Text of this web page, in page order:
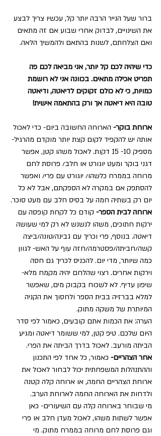
ברור שעל הנייר הרבה יותר קל, עכשיו צריך לבצע
את השינויים, לבדוק אחרי שבוע אם זה מתאים
ואם הצלחתם, לשנות בהתאם ולהמשיך הלאה.
כדי שיהיה לכם קל יותר, אני מביאה לכם פה
תפריט אכילה מתאים. בכוונה אני לא רושמת
כמויות, כי לא כולם זקוקים לדיאטה, ודיאטה
טובה היא דיאטה אך ורק בהתאמה אישית!
ארוחת בוקר- הארוחה החשובה ביום- כדי לאכול
אותה יש להקפיד לקום קצת יותר מוקדם מהרגיל-
מספיק 10- 15 דקות. לאכול משהו קטן, אפשר
דגני בוקר ומעט יוגורט או חלב/ פרוסת לחם
מרוחה בממרח כלשהו/ יוגורט עם פרי/ ואפשר
להסתפק אם במקרה לא הספקתם, אבל לא כל
יום רק בשתיה חמה על בסיס חלב עם מעט סוכר.
ארוחה לבית הספר- קודם כל לקחת קופסה עם
ירקות חתוכים, משהו לנשנש לא רק למי שעושה
דיאטה. בנוסף, פרי וכריך עם גבינה/טונה/ביצה
קשה/חביתה/פסטרמה/חזה עוף על האש- לגוון
כמה שיותר, מדי יום. להכניס לכריך גם חסה
וירקות אחרים. רצוי שהלחם יהיה מקמח מלא-
שיפון עדיף. לא לשכוח בקבוק מים, שאפשר
למלא בברזיה בבית הספר ולחסוך את הקניה
המיותרת של משקה מתוק.
הערה: את הכמות אתם קובעים, כאמור לפי סדר
היום שלכם. טיפ קטן, למי ששומר דיאטה ומגיע
הביתה מורעב. לאכול בדרך הביתה את הפרי.
אחר הצהריים- כאמור, כל אחד לפי התכנון
וההתנהלות המשפחתית יכול לבחור לאכול את
ארוחת הצהריים החמה, או ארוחה קלה קטנה
ולדחות את הארוחה החמה לארוחת הערב.
מי שבוחר בארוחה קלה עם השיעורים- כאן
אפשר לשתות משהו, לאכול מעדן חלב או פרי
וגם פרוסת לחם מרוחה בממרח מתוק. מי